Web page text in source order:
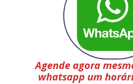
Agende agora
whatsapp um